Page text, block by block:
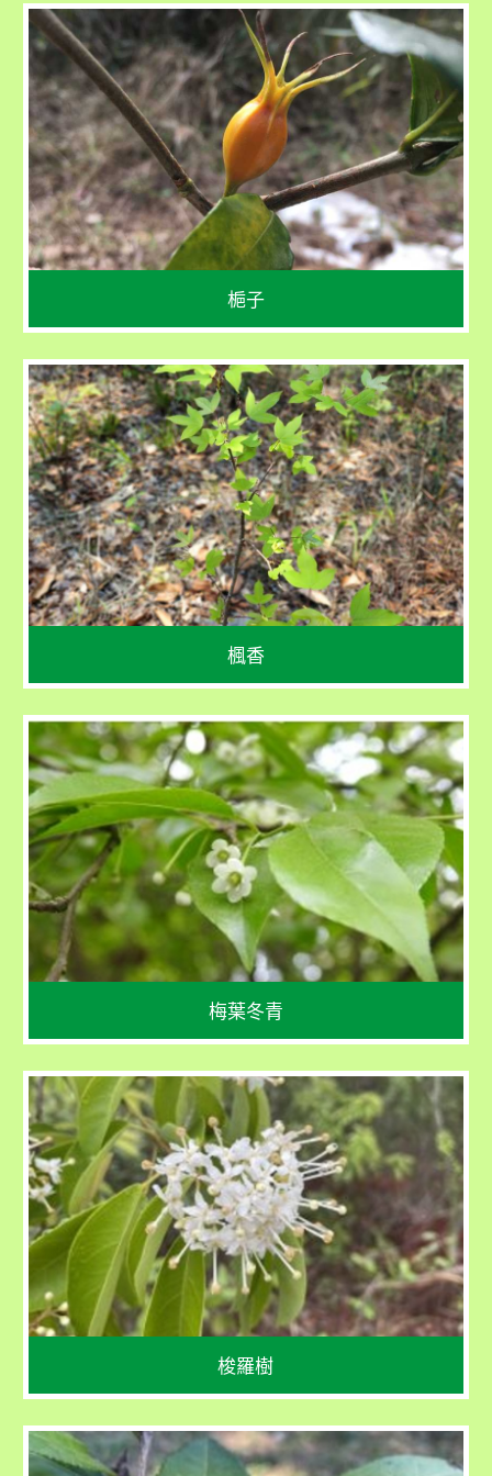
梔子
學名
Gardenia jasminoides
花期：3 - 7 月
果期：5 - 2 月
楓香
學名
Liquidambar formosana
花期：3 - 6 月
果期：7 - 9 月
梅葉冬青
學名
Ilex asprella
花期：3 - 4 月
果期：4 - 10 月
梭羅樹
學名
Reevesia thyrsoidea
花期：3- 4 月
果期：6 - 10 月